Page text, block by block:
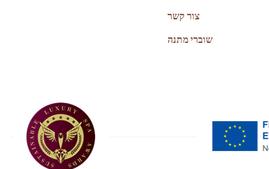
צור קשר
שוברי מתנה